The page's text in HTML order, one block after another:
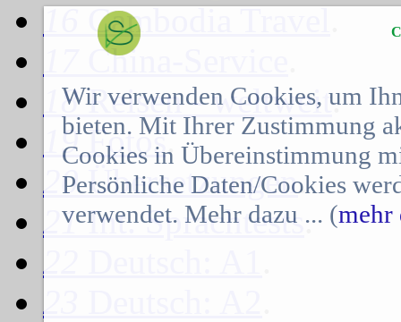
Cambodia Travel
China-Service
18Reisen - weltweit.
19Fotos.
20Übersetzungen.
21Int. Sprachtests .
22
23
Wir verwenden Cookies, um
bieten. Mit Ihrer Zustimmung
Cookies in Übereinstimmung
Persönliche Daten/Cookies
verwendet. Mehr dazu ... (mehr